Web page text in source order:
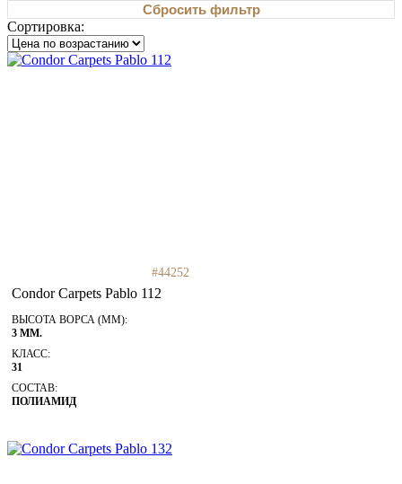
Сбросить фильтр
Сортировка:
#44252
Condor Carpets Pablo 112
ВЫСОТА ВОРСА (ММ):
3 ММ.
КЛАСС:
31
СОСТАВ:
ПОЛИАМИД